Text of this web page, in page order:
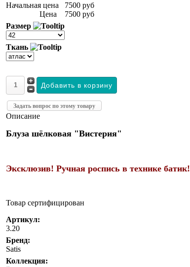
Начальная цена
7500 руб
Цена
7500 руб
Размер
Ткань
Задать вопрос по этому товару
Описание
Блуза шёлковая "Вистерия"
Эксклюзив! Ручная роспись в технике батик!
Товар сертифицирован
Артикул:
3.20
Бренд:
Satis
Коллекция: